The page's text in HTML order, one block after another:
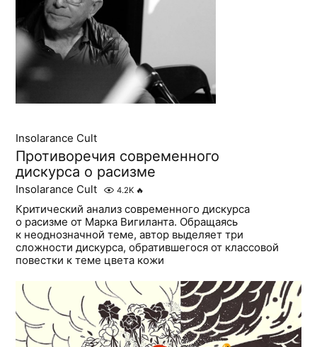
Insolarance Cult
Противоречия современного
дискурса о расизме
Insolarance Cult 4.2K 🔥
Критический анализ современного дискурса
о расизме от Марка Вигиланта. Обращаясь
к неоднозначной теме, автор выделяет три
сложности дискурса, обратившегося от классовой
повестки к теме цвета кожи